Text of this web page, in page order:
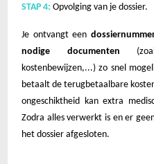
STAP 4:Opvolging van je dossier.
Je ontvangt een
nodige documenten
kostenbewijzen,...) zo snel
betaalt de terugbetaalbare
ongeschiktheid kan extra
Zodra alles verwerkt is en er
het dossier afgesloten.